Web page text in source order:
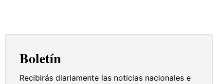
Boletín
Recibirás diariamente las noticias nacionales e